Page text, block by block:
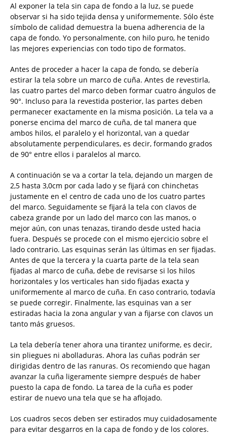
Al exponer la tela sin capa de fondo a la luz, se puede
observar si ha sido tejida densa y uniformemente. Sólo éste
símbolo de calidad demuestra la buena adherencia de la
capa de fondo. Yo personalmente, con hilo puro, he tenido
las mejores experiencias con todo tipo de formatos.
Antes de proceder a hacer la capa de fondo, se debería
estirar la tela sobre un marco de cuña. Antes de revestirla,
las cuatro partes del marco deben formar cuatro ángulos de
90°. Incluso para la revestida posterior, las partes deben
permanecer exactamente en la misma posición. La tela va a
ponerse encima del marco de cuña, de tal manera que
ambos hilos, el paralelo y el horizontal, van a quedar
absolutamente perpendiculares, es decir, formando grados
de 90° entre ellos i paralelos al marco.
A continuación se va a cortar la tela, dejando un margen de
2,5 hasta 3,0cm por cada lado y se fijará con chinchetas
justamente en el centro de cada uno de los cuatro partes
del marco. Seguidamente se fijará la tela con clavos de
cabeza grande por un lado del marco con las manos, o
mejor aún, con unas tenazas, tirando desde usted hacia
fuera. Después se procede con el mismo ejercicio sobre el
lado contrario. Las esquinas serán las últimas en ser fijadas.
Antes de que la tercera y la cuarta parte de la tela sean
fijadas al marco de cuña, debe de revisarse si los hilos
horizontales y los verticales han sido fijadas exacta y
uniformemente al marco de cuña. En caso contrario, todavía
se puede corregir. Finalmente, las esquinas van a ser
estiradas hacia la zona angular y van a fijarse con clavos un
tanto más gruesos.
La tela debería tener ahora una tirantez uniforme, es decir,
sin pliegues ni abolladuras. Ahora las cuñas podrán ser
dirigidas dentro de las ranuras. Os recomiendo que hagan
avanzar la cuña ligeramente siempre después de haber
puesto la capa de fondo. La tarea de la cuña es poder
estirar de nuevo una tela que se ha aflojado.
Los cuadros secos deben ser estirados muy cuidadosamente
para evitar desgarros en la capa de fondo y de los colores.